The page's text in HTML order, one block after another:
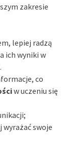
zakresie
lepiej radzą
ich wyniki w
co
w uczeniu się
swoje